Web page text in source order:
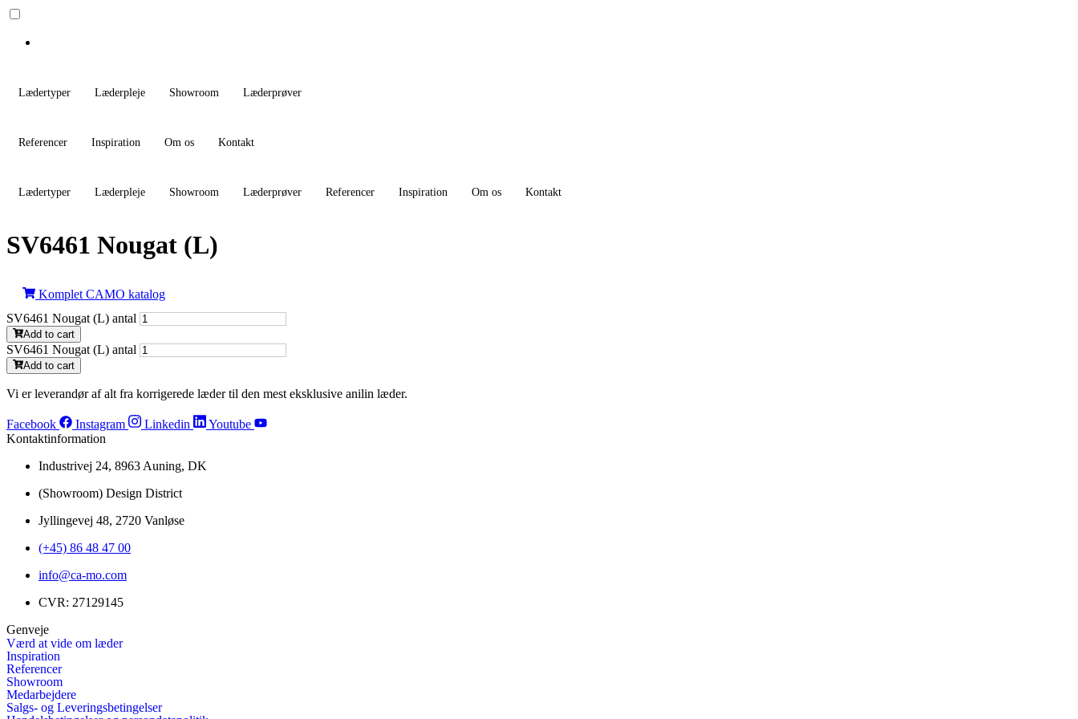
Lædertyper Læderpleje Showroom Læderprøver
Referencer Inspiration Om os Kontakt
Lædertyper Læderpleje Showroom Læderprøver Referencer Inspiration Om os Kontakt
SV6461 Nougat (L)
Komplet CAMO katalog
SV6461 Nougat (L) antal
Add to cart
SV6461 Nougat (L) antal
Add to cart
Vi er leverandør af alt fra korrigerede læder til den mest eksklusive anilin læder.
Facebook Instagram Linkedin
Youtube
Kontaktinformation
Industrivej 24, 8963 Auning, DK
(Showroom) Design District
Jyllingevej 48, 2720 Vanløse
(+45) 86 48 47 00
info@ca-mo.com
CVR: 27129145
Genveje
Værd at vide om læder
Inspiration
Referencer
Showroom
Medarbejdere
Salgs- og Leveringsbetingelser